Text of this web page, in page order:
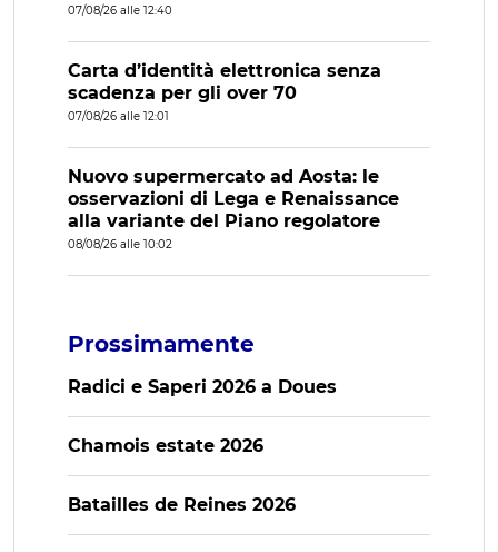
07/08/26 alle 12:40
Carta d’identità elettronica senza
scadenza per gli over 70
07/08/26 alle 12:01
Nuovo supermercato ad Aosta: le
osservazioni di Lega e Renaissance
alla variante del Piano regolatore
08/08/26 alle 10:02
Prossimamente
Radici e Saperi 2026 a Doues
Chamois estate 2026
Batailles de Reines 2026